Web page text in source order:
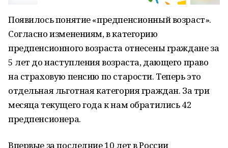
Появилось понятие «предпенсионный возраст».
Согласно изменениям, в категорию
предпенсионного возраста отнесены граждане за
5 лет до наступления возраста, дающего право
на страховую пенсию по старости. Теперь это
отдельная льготная категория граждан. За три
месяца текущего года к нам обратились 42
предпенсионера.
Впервые за последние 10 лет в России